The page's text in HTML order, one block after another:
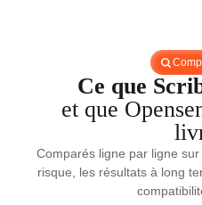
Ce que
et que
Comparés ligne par ligne
risque, les résultats à long